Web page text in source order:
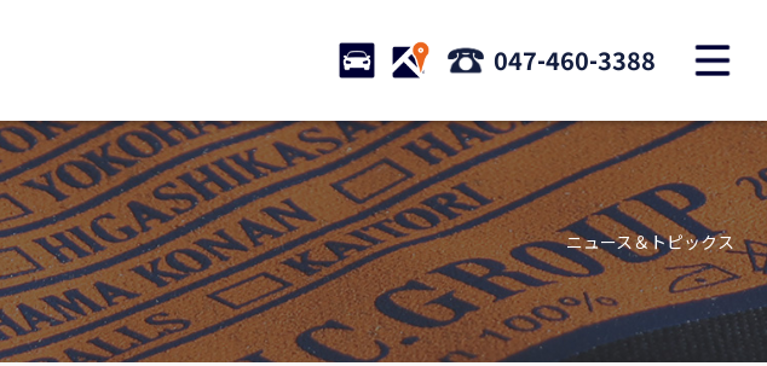
STOCK ACCESS 047-460-3388
目玉車両一覧
Features Stock list
店舗紹介
Shop information
全国納車
Delivery service
お問い合わせ
Contact us
買取無料査定
Trade in
自動車保険
Car insurance
ニュース＆トピックス